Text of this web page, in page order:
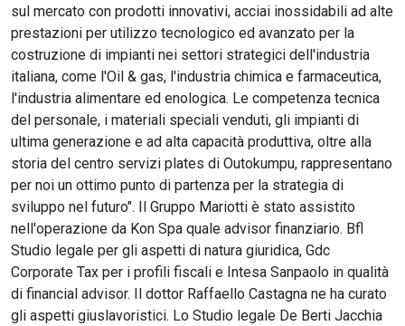
sul mercato con prodotti innovativi, acciai inossidabili ad alte
prestazioni per utilizzo tecnologico ed avanzato per la
costruzione di impianti nei settori strategici dell'industria
italiana, come l'Oil & gas, l'industria chimica e farmaceutica,
l'industria alimentare ed enologica. Le competenza tecnica
del personale, i materiali speciali venduti, gli impianti di
ultima generazione e ad alta capacità produttiva, oltre alla
storia del centro servizi plates di Outokumpu, rappresentano
per noi un ottimo punto di partenza per la strategia di
sviluppo nel futuro". Il Gruppo Mariotti è stato assistito
nell'operazione da Kon Spa quale advisor finanziario. Bfl
Studio legale per gli aspetti di natura giuridica, Gdc
Corporate Tax per i profili fiscali e Intesa Sanpaolo in qualità
di financial advisor. Il dottor Raffaello Castagna ne ha curato
gli aspetti giuslavoristici. Lo Studio legale De Berti Jacchia